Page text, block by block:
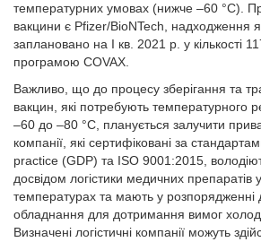
температурних умовах (нижче –60 °C).
вакцини є Pfizer/BioNTech, надходження
заплановано на І кв. 2021 р. у кількості
програмою COVAX.
Важливо, що до процесу зберігання та
вакцин, які потребують температурного
–60 до –80 °C, планується залучити
компанії, які сертифіковані за
practice (GDP) та ISO 9001:2015,
досвідом логістики медичних препаратів
температурах та мають у розпорядженні
обладнання для дотримання вимог
Визначені логістичні компанії можуть